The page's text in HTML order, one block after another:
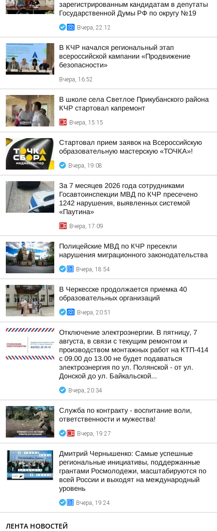
зарегистрированным кандидатам в депутаты
Государственной Думы РФ по округу №19
Вчера, 22:12
В КЧР начался региональный этап
всероссийской кампании «Продвижение
безопасности»
Вчера, 16:52
В школе села Светлое Прикубанского района
КЧР стартовал капремонт
Вчера, 15:15
Стартовал прием заявок на Всероссийскую
образовательную мастерскую «ТОЧКА»!
Вчера, 19:08
За 7 месяцев 2026 года сотрудниками
Госавтоинспекции МВД по КЧР пресечено
1242 нарушения, выявленных системой
«Паутина»
Вчера, 17:09
Полицейские МВД по КЧР пресекли
нарушения миграционного законодательства
Вчера, 18:54
В Черкесске продолжается приемка 40
образовательных организаций
Вчера, 20:51
Отключение электроэнергии. В пятницу, 7
августа, в связи с текущим ремонтом и
производством монтажных работ на КТП-414
с 09.00 до 13.00 не будет подаваться
электроэнергия по ул. Полянской - от ул.
Донской до ул. Байкальской...
Вчера, 20:34
Служба по контракту - воспитание воли,
ответственности и мужества!
Вчера, 19:27
Дмитрий Чернышенко: Самые успешные
региональные инициативы, поддержанные
грантами Росмолодежи, масштабируются по
всей России и выходят на международный
уровень
Вчера, 19:24
ЛЕНТА НОВОСТЕЙ